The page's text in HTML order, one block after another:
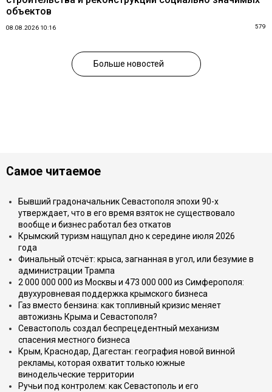
объектов
08.08.2026 10:16 579
Больше новостей
Самое читаемое
Бывший градоначальник Севастополя эпохи 90-х
утверждает, что в его время взяток не существовало
вообще и бизнес работал без откатов
Крымский туризм нащупал дно к середине июля 2026
года
Финальный отсчёт: крыса, загнанная в угол, или безумие в
администрации Трампа
2 000 000 000 из Москвы и 473 000 000 из Симферополя:
двухуровневая поддержка крымского бизнеса
Газ вместо бензина: как топливный кризис меняет
автожизнь Крыма и Севастополя?
Севастополь создал беспрецедентный механизм
спасения местного бизнеса
Крым, Краснодар, Дагестан: география новой винной
рекламы, которая охватит только южные
винодельческие территории
Ручьи под контролем: как Севастополь и его